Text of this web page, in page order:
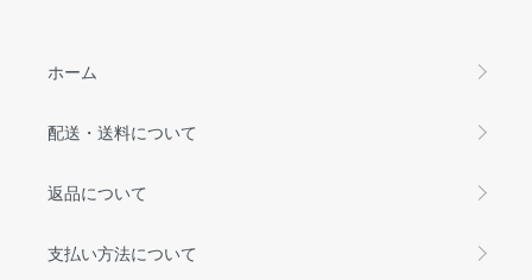
ホーム
配送・送料について
返品について
支払い方法について